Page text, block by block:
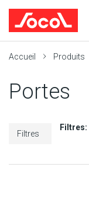
recherche
recherche
navigation
Accueil Produits
Portes
Filtres
Filtres: